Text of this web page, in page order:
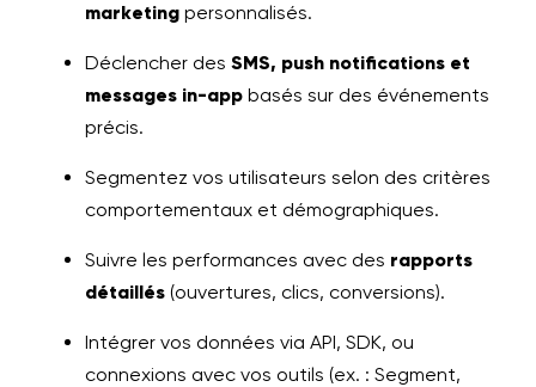
marketing personnalisés.
Déclencher des SMS, push notifications et
messages in-app basés sur des événements
précis.
Segmentez vos utilisateurs selon des critères
comportementaux et démographiques.
Suivre les performances avec des rapports
détaillés (ouvertures, clics, conversions).
Intégrer vos données via API, SDK, ou
connexions avec vos outils (ex. : Segment,